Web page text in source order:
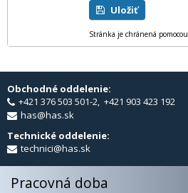
Uložiť
Stránka je chránená pomocou
Obchodné oddelenie:
+421 376 503 501-2, +421 903 423 192
has@has.sk
Technické oddelenie:
technici@has.sk
Pracovná doba